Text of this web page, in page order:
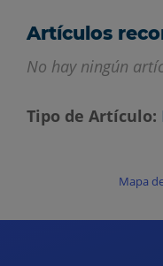
Artículos
No hay ningún
Tipo de Artículo
Mapa